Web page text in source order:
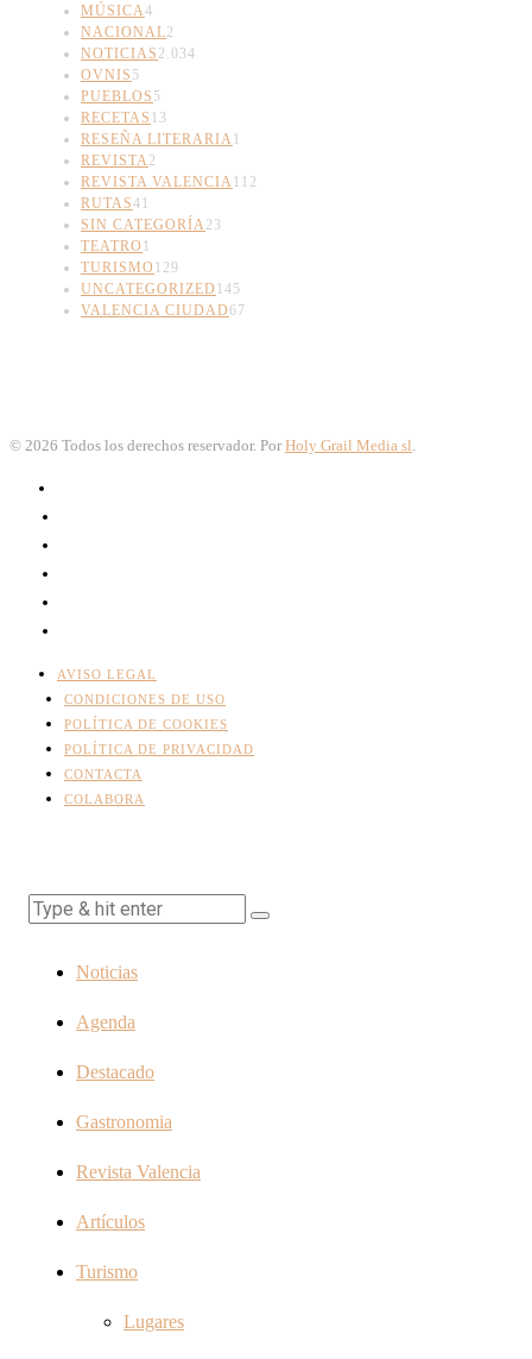
MÚSICA4
NACIONAL2
NOTICIAS 2.034
OVNIS 5
PUEBLOS 5
RECETAS 13
RESEÑA LITERARIA1
REVISTA2
REVISTA VALENCIA112
RUTAS41
SIN CATEGORÍA23
TEATRO 1
TURISMO 129
UNCATEGORIZED 145
VALENCIA CIUDAD67
© 2026 Todos los derechos reservador. Por Holy Grail Media sl
AVISO LEGAL
CONDICIONES DE USO
POLÍTICA DE COOKIES
POLÍTICA DE PRIVACIDAD
CONTACTA
COLABORA
Noticias
Agenda
Destacado
Gastronomia
Revista Valencia
Artículos
Turismo
Lugares